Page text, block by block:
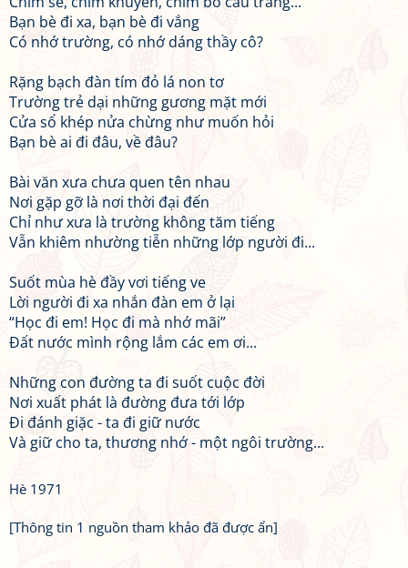
Bạn bè đi xa, bạn bè đi vắng
Có nhớ trường, có nhớ dáng thầy cô?
Rặng bạch đàn tím đỏ lá non tơ
Trường trẻ dại những gương mặt mới
Cửa sổ khép nửa chừng như muốn hỏi
Bạn bè ai đi đâu, về đâu?
Bài văn xưa chưa quen tên nhau
Nơi gặp gỡ là nơi thời đại đến
Chỉ như xưa là trường không tăm tiếng
Vẫn khiêm nhường tiễn những lớp người đi...
Suốt mùa hè đầy vơi tiếng ve
Lời người đi xa nhắn đàn em ở lại
“Học đi em! Học đi mà nhớ mãi”
Đất nước mình rộng lắm các em ơi...
Những con đường ta đi suốt cuộc đời
Nơi xuất phát là đường đưa tới lớp
Đi đánh giặc - ta đi giữ nước
Và giữ cho ta, thương nhớ - một ngôi trường...
Hè 1971
[Thông tin 1 nguồn tham khảo đã được ẩn]